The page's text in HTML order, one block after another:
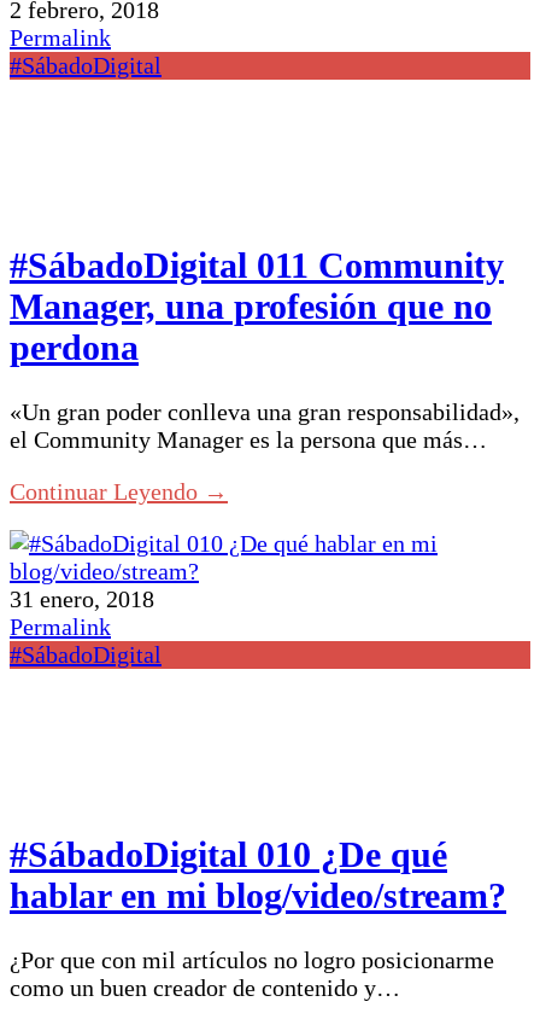
2 febrero, 2018
Permalink
#SábadoDigital
#SábadoDigital 011 Community
Manager, una profesión que no
perdona
«Un gran poder conlleva una gran responsabilidad»,
el Community Manager es la persona que más…
Continuar Leyendo →
31 enero, 2018
Permalink
#SábadoDigital
#SábadoDigital 010 ¿De qué
hablar en mi blog/video/stream?
¿Por que con mil artículos no logro posicionarme
como un buen creador de contenido y…